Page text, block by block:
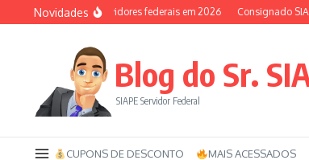
Ir para o conteúdo
Novidades
saúde dos servidores federais em 2026 Consignado SIAPE
Blog do Sr.
SIAPE Servidor Federal
CUPONS DE DESCONTO MAIS ACESSADOS